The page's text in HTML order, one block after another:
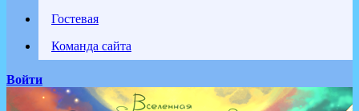
Гостевая
Команда сайта
Войти